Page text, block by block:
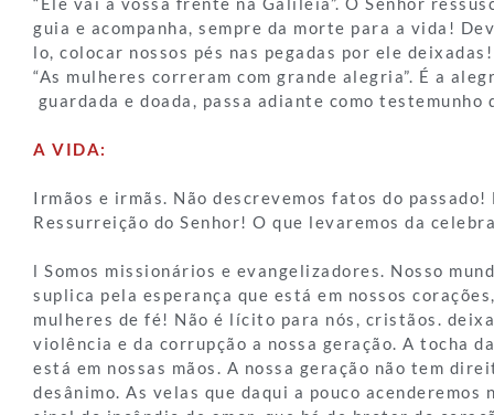
guia e acompanha, sempre da morte para a vida!
lo, colocar nossos pés nas pegadas por ele deixadas!
“As mulheres correram com grande alegria”. É a
guardada e doada, passa adiante como testemunho
A VIDA:
Irmãos e irmãs. Não descrevemos fatos do passado!
Ressurreição do Senhor! O que levaremos da
l Somos missionários e evangelizadores. Nosso
suplica pela esperança que está em nossos
mulheres de fé! Não é lícito para nós, cristãos.
violência e da corrupção a nossa geração. A tocha
está em nossas mãos. A nossa geração não tem
desânimo. As velas que daqui a pouco acenderemos